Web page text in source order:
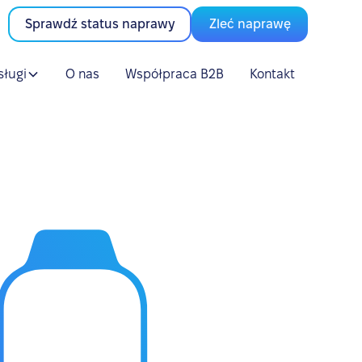
Sprawdź status naprawy Zleć naprawę
O nas Współpraca B2B Kontakt